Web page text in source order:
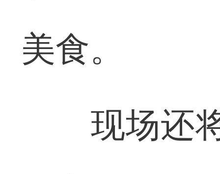
美食。
现场还将